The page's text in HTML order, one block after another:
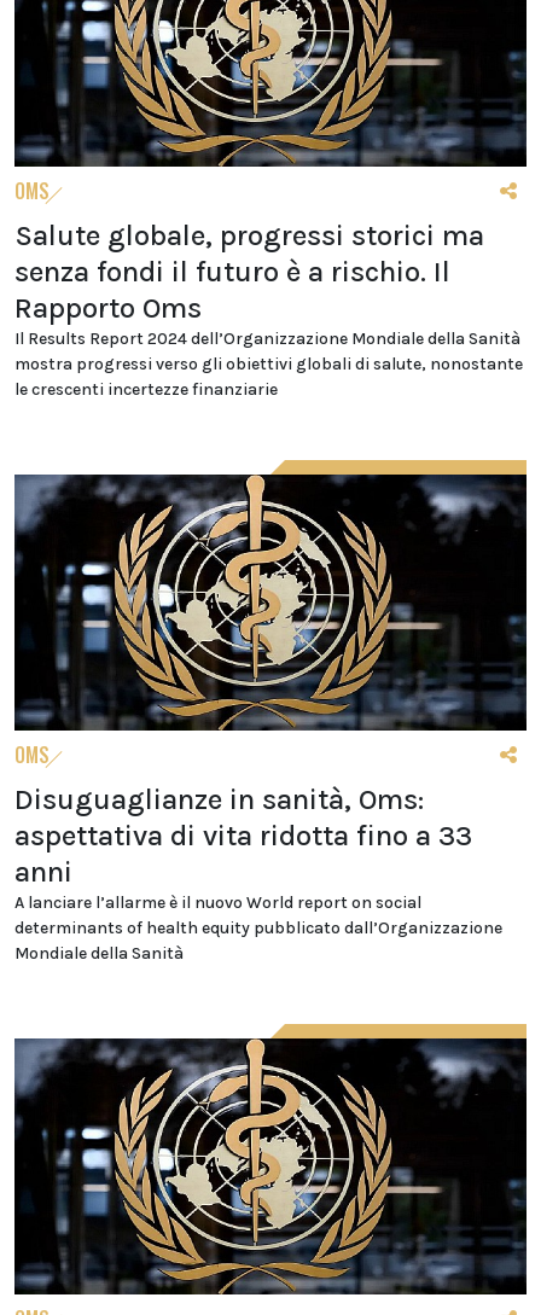
OMS
Salute globale, progressi storici ma
senza fondi il futuro è a rischio. Il
Rapporto Oms
Il Results Report 2024 dell’Organizzazione Mondiale della Sanità
mostra progressi verso gli obiettivi globali di salute, nonostante
le crescenti incertezze finanziarie
OMS
Disuguaglianze in sanità, Oms:
aspettativa di vita ridotta fino a 33
anni
A lanciare l’allarme è il nuovo World report on social
determinants of health equity pubblicato dall’Organizzazione
Mondiale della Sanità